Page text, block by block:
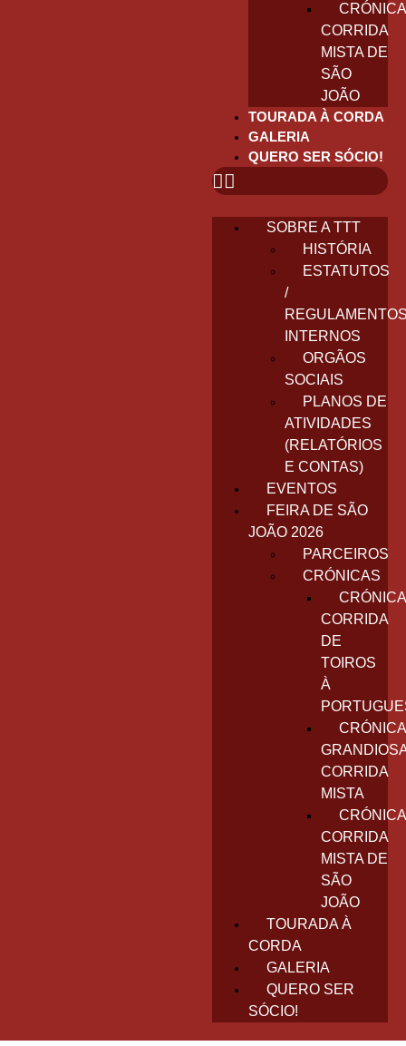
CRÓNICA
CORRIDA
MISTA DE
SÃO
JOÃO
TOURADA À CORDA
GALERIA
QUERO SER SÓCIO!
SOBRE A TTT
HISTÓRIA
ESTATUTOS
/
INTERNOS
ORGÃOS
SOCIAIS
PLANOS DE
ATIVIDADES
(RELATÓRIOS
E CONTAS)
EVENTOS
FEIRA DE SÃO
JOÃO 2026
PARCEIROS
CRÓNICAS
CRÓNICA
CORRIDA
DE
TOIROS
À
CRÓNICA
CORRIDA
MISTA
CRÓNICA
CORRIDA
MISTA DE
SÃO
JOÃO
TOURADA À
CORDA
GALERIA
QUERO SER
SÓCIO!